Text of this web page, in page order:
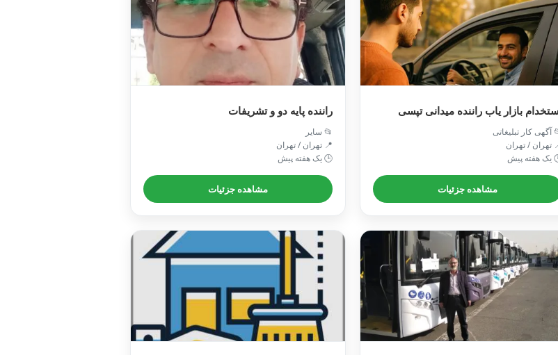
بازار یاب راننده میدانی تپسی
آگهی کار تبلیغاتی
تهران / تهران
یک هفته پیش
مشاهده جزئیات
راننده پایه دو و تشریفات
📂 سایر
📍 تهران / تهران
🕒 یک هفته پیش
مشاهده جزئیات